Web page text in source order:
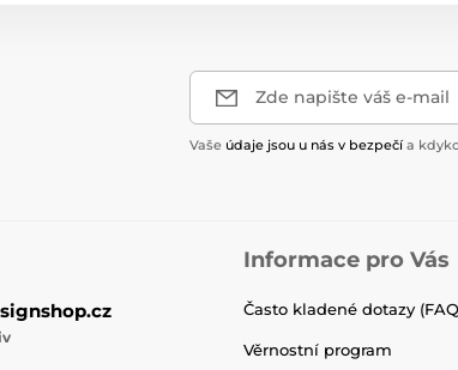
Zde napište váš e-mail
Vaše údaje jsou u nás v bezpečí a
Informace pro Vás
Často kladené dotazy
Věrnostní program